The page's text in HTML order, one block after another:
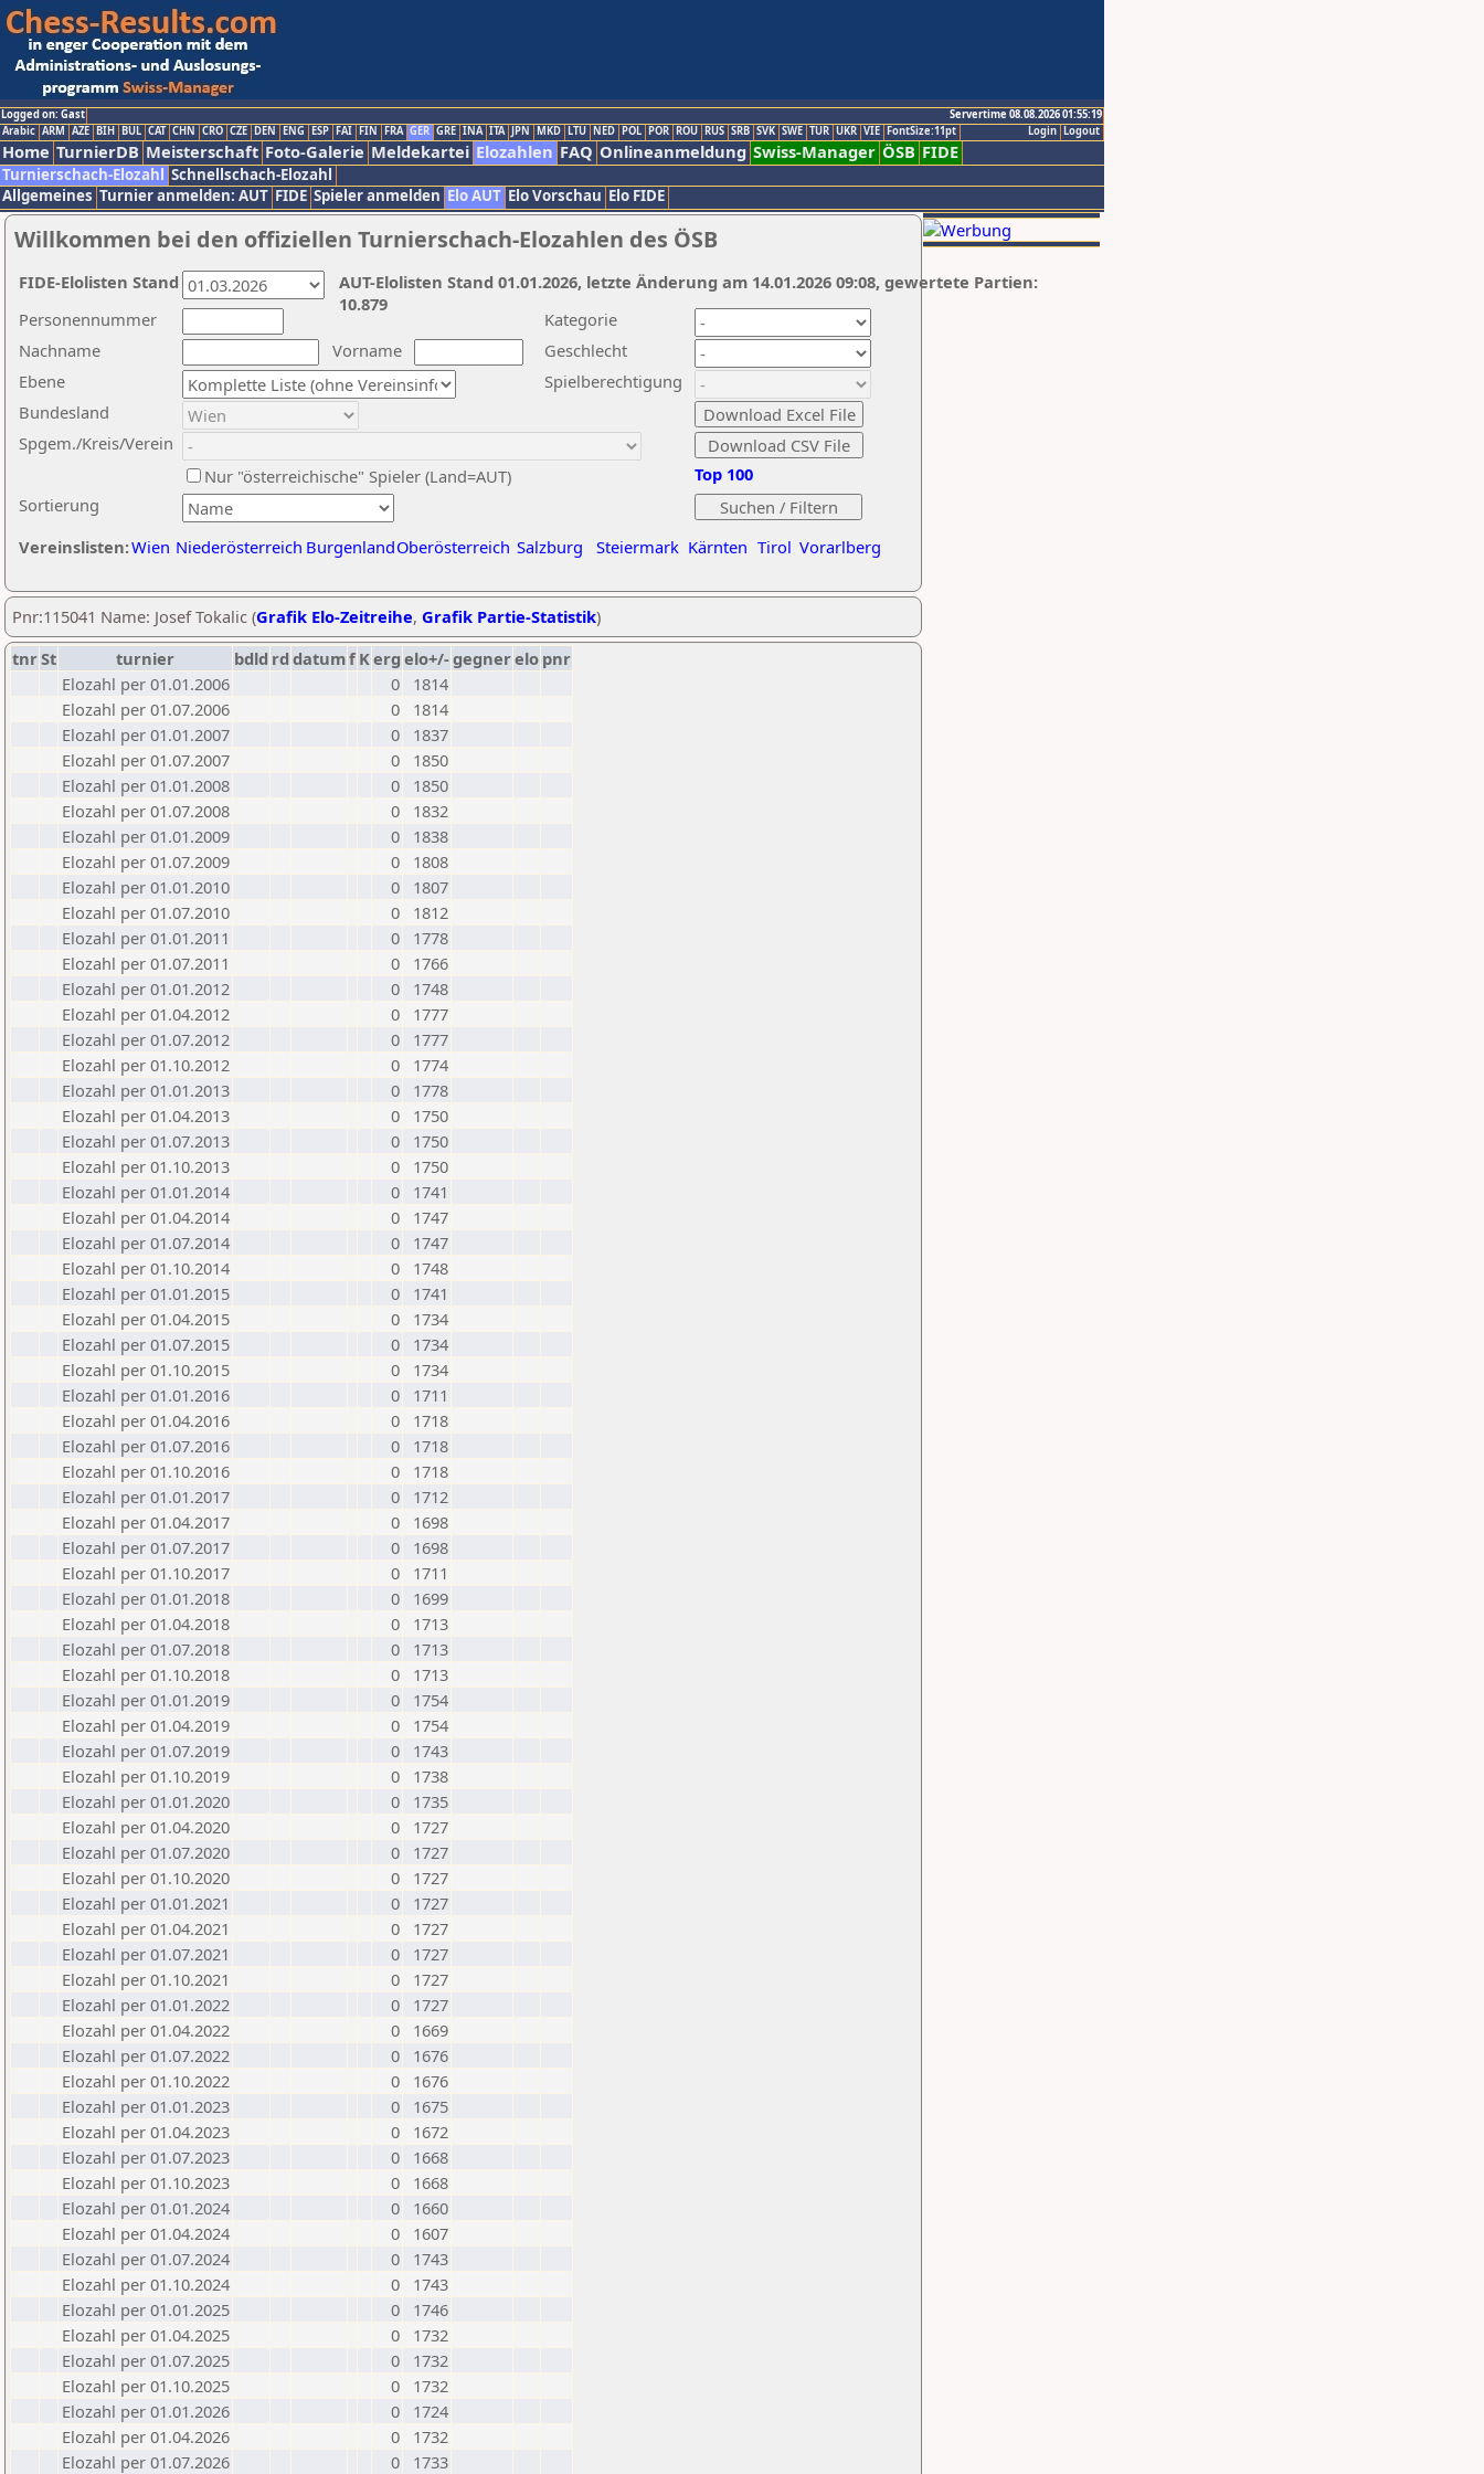
Logged on: Gast
Servertime 08.08.2026 01:55:19
Logout
Login
Arabic ARM AZE BIH BUL CAT CHN CRO CZE DEN ENG ESP FAI FIN FRA GER GRE INA ITA JPN MKD LTU NED POL POR ROU RUS SRB SVK SWE TUR UKR VIE FontSize:11pt
Home TurnierDB Meisterschaft Foto-Galerie Meldekartei Elozahlen FAQ Onlineanmeldung Swiss-Manager ÖSB FIDE
Turnierschach-Elozahl Schnellschach-Elozahl
Allgemeines Turnier anmelden: AUT FIDE Spieler anmelden Elo AUT Elo Vorschau Elo FIDE
Willkommen bei den offiziellen Turnierschach-Elozahlen des ÖSB
Nachname
Vorname
Ebene
Kategorie
Sortierung
Personennummer
Bundesland
Spgem./Kreis/Verein
Geschlecht
Nur "österreichische" Spieler (Land=AUT)
Spielberechtigung
Vereinslisten:Wien Niederösterreich BurgenlandOberösterreich Salzburg Steiermark Kärnten Tirol Vorarlberg
Top 100
AUT-Elolisten Stand 01.01.2026, letzte Änderung am 14.01.2026 09:08, gewertete Partien:
10.879
FIDE-Elolisten Stand
Pnr:115041 Name: Josef Tokalic (Grafik Elo-Zeitreihe, Grafik Partie-Statistik)
tnrSt turnier bdld rd datumf Kerg elo+/-gegnerelo pnr
Elozahl per 01.01.2006
0
1814
Elozahl per 01.07.2006
0
1814
Elozahl per 01.01.2007
0
1837
Elozahl per 01.07.2007
0
1850
Elozahl per 01.01.2008
0
1850
Elozahl per 01.07.2008
0
1832
Elozahl per 01.01.2009
0
1838
Elozahl per 01.07.2009
0
1808
Elozahl per 01.01.2010
0
1807
Elozahl per 01.07.2010
0
1812
Elozahl per 01.01.2011
0
1778
Elozahl per 01.07.2011
0
1766
Elozahl per 01.01.2012
0
1748
Elozahl per 01.04.2012
0
1777
Elozahl per 01.07.2012
0
1777
Elozahl per 01.10.2012
0
1774
Elozahl per 01.01.2013
0
1778
Elozahl per 01.04.2013
0
1750
Elozahl per 01.07.2013
0
1750
Elozahl per 01.10.2013
0
1750
Elozahl per 01.01.2014
0
1741
Elozahl per 01.04.2014
0
1747
Elozahl per 01.07.2014
0
1747
Elozahl per 01.10.2014
0
1748
Elozahl per 01.01.2015
0
1741
Elozahl per 01.04.2015
0
1734
Elozahl per 01.07.2015
0
1734
Elozahl per 01.10.2015
0
1734
Elozahl per 01.01.2016
0
1711
Elozahl per 01.04.2016
0
1718
Elozahl per 01.07.2016
0
1718
Elozahl per 01.10.2016
0
1718
Elozahl per 01.01.2017
0
1712
Elozahl per 01.04.2017
0
1698
Elozahl per 01.07.2017
0
1698
Elozahl per 01.10.2017
0
1711
Elozahl per 01.01.2018
0
1699
Elozahl per 01.04.2018
0
1713
Elozahl per 01.07.2018
0
1713
Elozahl per 01.10.2018
0
1713
Elozahl per 01.01.2019
0
1754
Elozahl per 01.04.2019
0
1754
Elozahl per 01.07.2019
0
1743
Elozahl per 01.10.2019
0
1738
Elozahl per 01.01.2020
0
1735
Elozahl per 01.04.2020
0
1727
Elozahl per 01.07.2020
0
1727
Elozahl per 01.10.2020
0
1727
Elozahl per 01.01.2021
0
1727
Elozahl per 01.04.2021
0
1727
Elozahl per 01.07.2021
0
1727
Elozahl per 01.10.2021
0
1727
Elozahl per 01.01.2022
0
1727
Elozahl per 01.04.2022
0
1669
Elozahl per 01.07.2022
0
1676
Elozahl per 01.10.2022
0
1676
Elozahl per 01.01.2023
0
1675
Elozahl per 01.04.2023
0
1672
Elozahl per 01.07.2023
0
1668
Elozahl per 01.10.2023
0
1668
Elozahl per 01.01.2024
0
1660
Elozahl per 01.04.2024
0
1607
Elozahl per 01.07.2024
0
1743
Elozahl per 01.10.2024
0
1743
Elozahl per 01.01.2025
0
1746
Elozahl per 01.04.2025
0
1732
Elozahl per 01.07.2025
0
1732
Elozahl per 01.10.2025
0
1732
Elozahl per 01.01.2026
0
1724
Elozahl per 01.04.2026
0
1732
Elozahl per 01.07.2026
0 1733